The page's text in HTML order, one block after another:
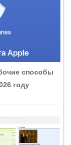
способы
году